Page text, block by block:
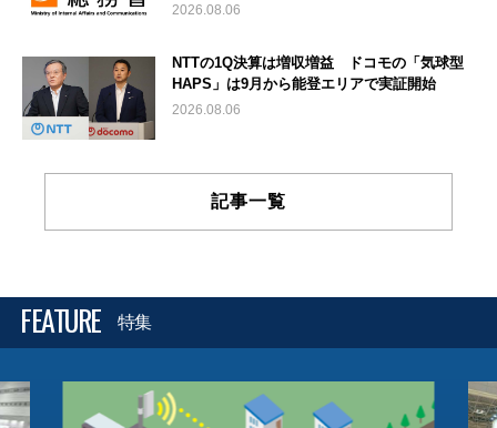
2026.08.06
NTTの1Q決算は増収増益 ドコモの「気球型
HAPS」は9月から能登エリアで実証開始
2026.08.06
記事一覧
FEATURE 特集